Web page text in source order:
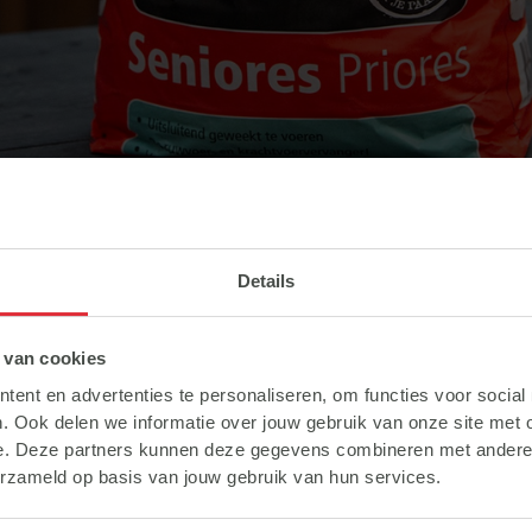
Details
cookies
en advertenties te personaliseren, om functies voor social
Ook delen we informatie over jouw gebruik van onze site met
Deze partners kunnen deze gegevens combineren met
op basis van jouw gebruik van hun services.
sein 20-jähriges Bestehen. In all diesen
einst als ein speziell für ältere Pferde
lassen, aber Subli Seniores Priores ist für viel
und leicht aufnehmbar. So bietet es
Pferde, die mit Gewichtsverlust zu kämpfen